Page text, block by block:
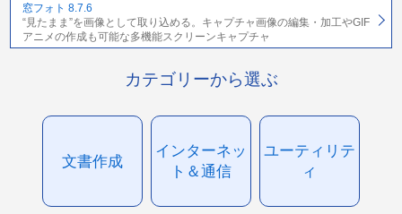
窓フォト 8.7.6
“見たまま”を画像として取り込める。キャプチャ画像の編集・加工やGIF
アニメの作成も可能な多機能スクリーンキャプチャ
カテゴリーから選ぶ
文書作成
インターネッ
ト＆通信
ユーティリテ
ィ